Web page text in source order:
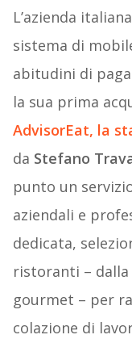
L’azienda
sistema di
abitudini di
la sua prima
AdvisorEat, la
da Stefano
punto un
aziendali e
dedicata,
ristoranti –
gourmet – per
colazione di